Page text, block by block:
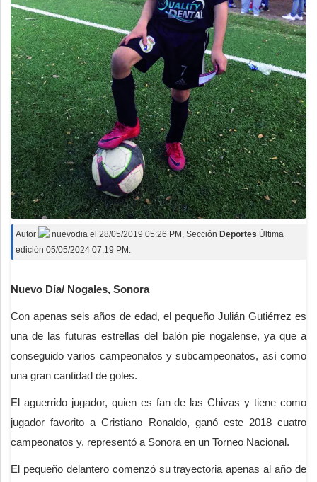
Autor nuevodia el 28/05/2019 05:26 PM , Sección Deportes Última
edición 05/05/2024 07:19 PM.
Nuevo Día/ Nogales, Sonora
Con apenas seis años de edad, el pequeño Julián Gutiérrez es
una de las futuras estrellas del balón pie nogalense, ya que a
conseguido varios campeonatos y subcampeonatos, así como
una gran cantidad de goles.
El aguerrido jugador, quien es fan de las Chivas y tiene como
jugador favorito a Cristiano Ronaldo, ganó este 2018 cuatro
campeonatos y, representó a Sonora en un Torneo Nacional.
El pequeño delantero comenzó su trayectoria apenas al año de